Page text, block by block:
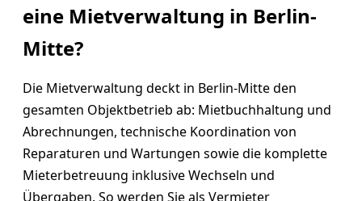
eine Mietverwaltung in Berlin-
Mitte?
Die Mietverwaltung deckt in Berlin-Mitte den
gesamten Objektbetrieb ab: Mietbuchhaltung und
Abrechnungen, technische Koordination von
Reparaturen und Wartungen sowie die komplette
Mieterbetreuung inklusive Wechseln und
Übergaben. So werden Sie als Vermieter